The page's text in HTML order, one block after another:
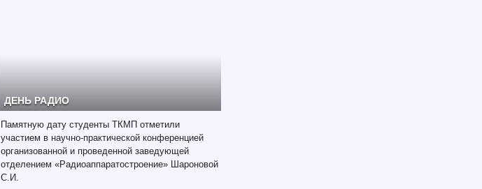
ДЕНЬ РАДИО
Памятную дату студенты ТКМП отметили
участием в научно-практической конференцией
организованной и проведенной заведующей
отделением «Радиоаппаратостроение» Шароновой
С.И.